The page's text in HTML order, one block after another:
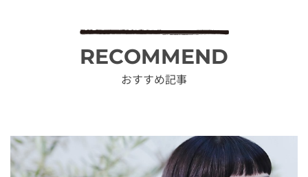
RECOMMEND
おすすめ記事